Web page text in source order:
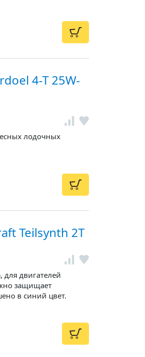
4-T 25W-
лодочных
Teilsynth 2T
для двигателей
защищает
в синий цвет.